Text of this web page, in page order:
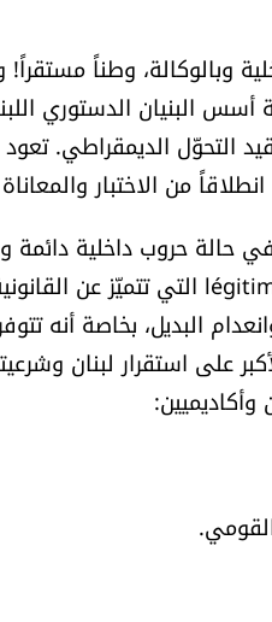
وبالوكالة، وطناً
البنيان الدستوري
التحوّل الديمقراطي.
من الاختبار
في حالة حروب داخلية
البديل، بخاصة أنه
على استقرار لبنان